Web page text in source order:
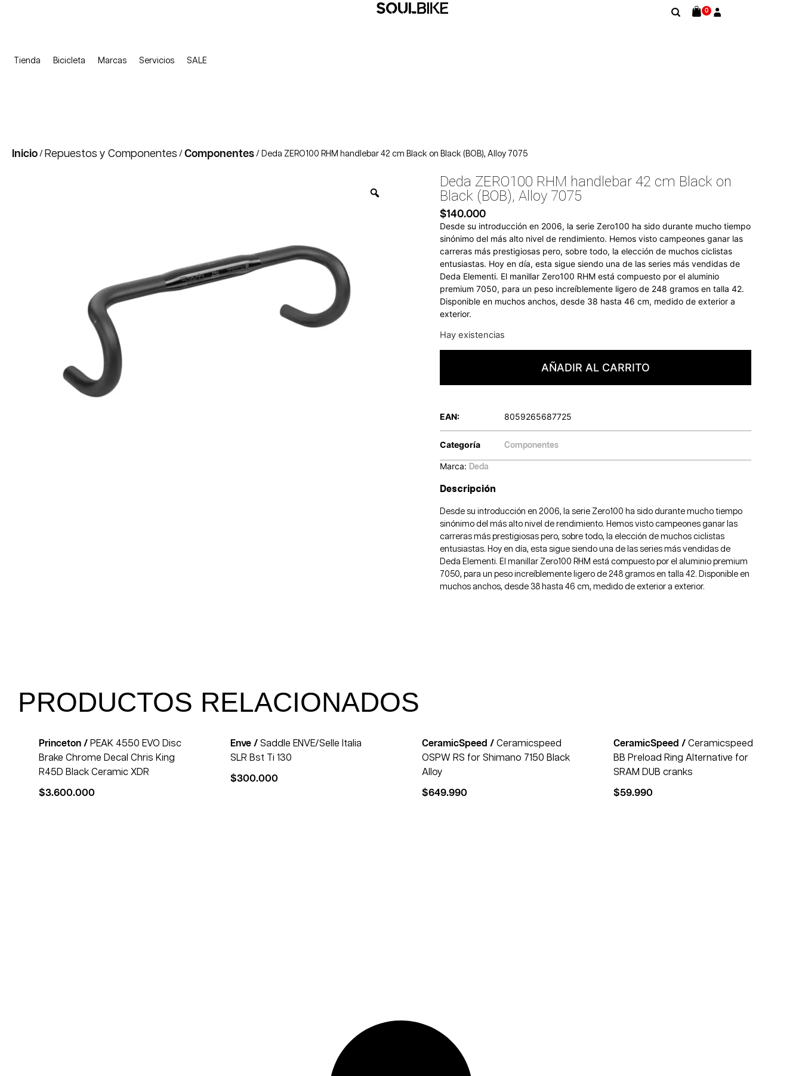
Tienda Bicicleta Marcas Servicios SALE
0
Inicio / Repuestos y Componentes / Componentes / Deda ZERO100 RHM handlebar 42 cm Black on Black (BOB), Alloy 7075
Deda ZERO100 RHM handlebar 42 cm Black on
Black (BOB), Alloy 7075
$140.000
Desde su introducción en 2006, la serie Zero100 ha sido durante mucho tiempo
sinónimo del más alto nivel de rendimiento. Hemos visto campeones ganar las
carreras más prestigiosas pero, sobre todo, la elección de muchos ciclistas
entusiastas. Hoy en día, esta sigue siendo una de las series más vendidas de
Deda Elementi. El manillar Zero100 RHM está compuesto por el aluminio
premium 7050, para un peso increíblemente ligero de 248 gramos en talla 42.
Disponible en muchos anchos, desde 38 hasta 46 cm, medido de exterior a
exterior.
Hay existencias
AÑADIR AL CARRITO
EAN: 8059265687725
Categoría Componentes
Marca: Deda
Descripción
Desde su introducción en 2006, la serie Zero100 ha sido durante mucho tiempo
sinónimo del más alto nivel de rendimiento. Hemos visto campeones ganar las
carreras más prestigiosas pero, sobre todo, la elección de muchos ciclistas
entusiastas. Hoy en día, esta sigue siendo una de las series más vendidas de
Deda Elementi. El manillar Zero100 RHM está compuesto por el aluminio premium
7050, para un peso increíblemente ligero de 248 gramos en talla 42. Disponible en
muchos anchos, desde 38 hasta 46 cm, medido de exterior a exterior.
PRODUCTOS RELACIONADOS
Princeton / PEAK 4550 EVO Disc
Brake Chrome Decal Chris King
R45D Black Ceramic XDR
$3.600.000
Enve / Saddle ENVE/Selle Italia
SLR Bst Ti 130
$300.000
CeramicSpeed / Ceramicspeed
OSPW RS for Shimano 7150 Black
Alloy
$649.990
CeramicSpeed / Ceramicspeed
BB Preload Ring Alternative for
SRAM DUB cranks
$59.990